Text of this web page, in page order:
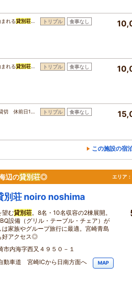
まれる貸別荘… トリプル 食事なし
まれる貸別荘… トリプル 食事なし
切 休前日1… トリプル 食事なし
この施設の宿
辺の貸別荘◎ エリア：
別荘 noiro noshima
望む貸別荘。8名・10名収容の2棟展開。
設備（グリル・テーブル・チェア）が
家族やグループ旅行に最適。宮崎青島
好アクセス◎
市内海字西又４９５０－１
動車道 宮崎ICから日南方面へ
MAP